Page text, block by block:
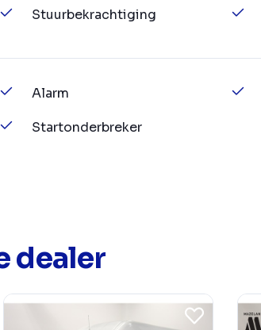
Stuurbekrachtiging
Alarm
Startonderbreker
dealer